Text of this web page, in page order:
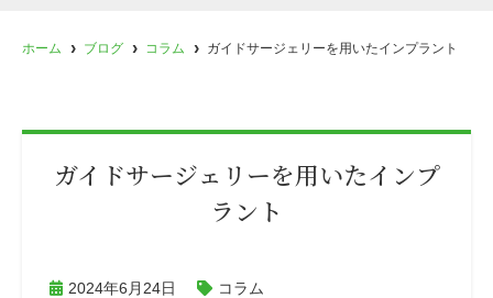
ホーム ブログ コラム ガイドサージェリーを用いたインプラント
ガイドサージェリーを用いたインプ
ラント
2024年6月24日 コラム